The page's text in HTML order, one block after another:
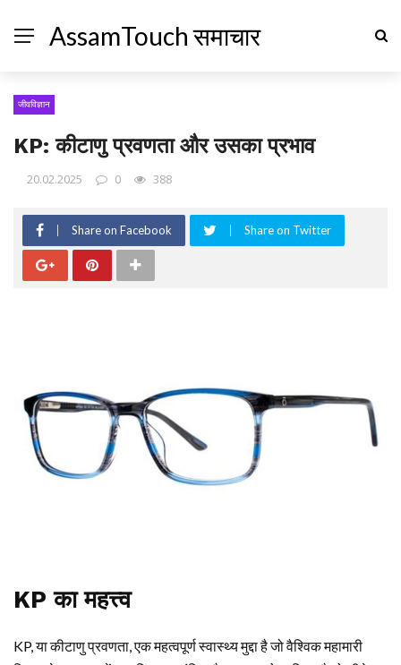
AssamTouch समाचार
जीवविज्ञान
KP: कीटाणु प्रवणता और उसका प्रभाव
20.02.2025 0 388
Share on Facebook Share on Twitter
KP का महत्त्व
KP, या कीटाणु प्रवणता, एक महत्वपूर्ण स्वास्थ्य मुद्दा है जो वैश्विक महामारी